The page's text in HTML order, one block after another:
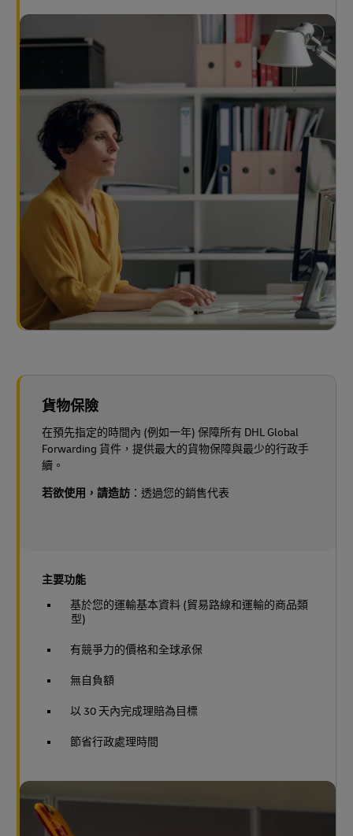
貨物保險
在預先指定的時間內 (例如一年) 保障所有 DHL Global
Forwarding 貨件，提供最大的貨物保障與最少的行政手
續。
若欲使用，請造訪 ：透過您的銷售代表
主要功能
基於您的運輸基本資料 (貿易路線和運輸的商品類
型)
有競爭力的價格和全球承保
無自負額
以 30 天內完成理賠為目標
節省行政處理時間